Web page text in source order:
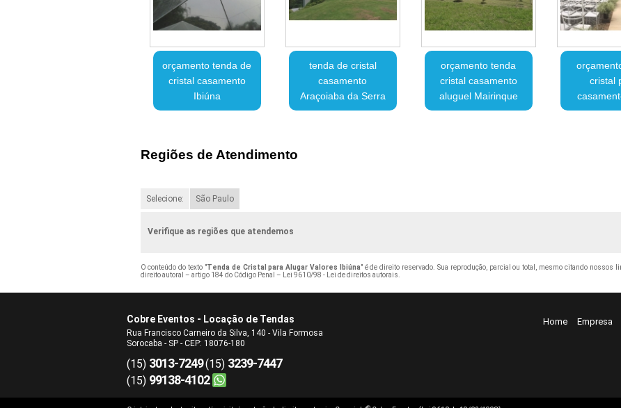
orçamento tenda de
cristal casamento
Ibiúna
tenda de cristal
casamento
Araçoiaba da Serra
orçamento tenda
cristal casamento
aluguel Mairinque
cristal
Regiões de Atendimento
Selecione: São Paulo
Verifique as regiões que atendemos
O conteúdo do texto "Tenda de Cristal para Alugar Valores Ibiúna" é de direito reservado. Sua reprodução, parcial ou total, mesmo citando nossos
direito autoral – artigo 184 do Código Penal – Lei 9610/98 - Lei de direitos autorais.
Cobre Eventos - Locação de Tendas
Rua Francisco Carneiro da Silva, 140 - Vila Formosa
Sorocaba - SP - CEP: 18076-180
(15) 3013-7249(15) 3239-7447
(15) 99138-4102
Home Empresa